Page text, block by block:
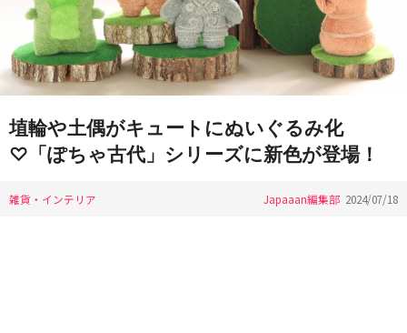
埴輪や土偶がキュートにぬいぐるみ化
♡「ぽちゃ古代」シリーズに新色が登場！
雑貨・インテリア Japaaan編集部 2024/07/18